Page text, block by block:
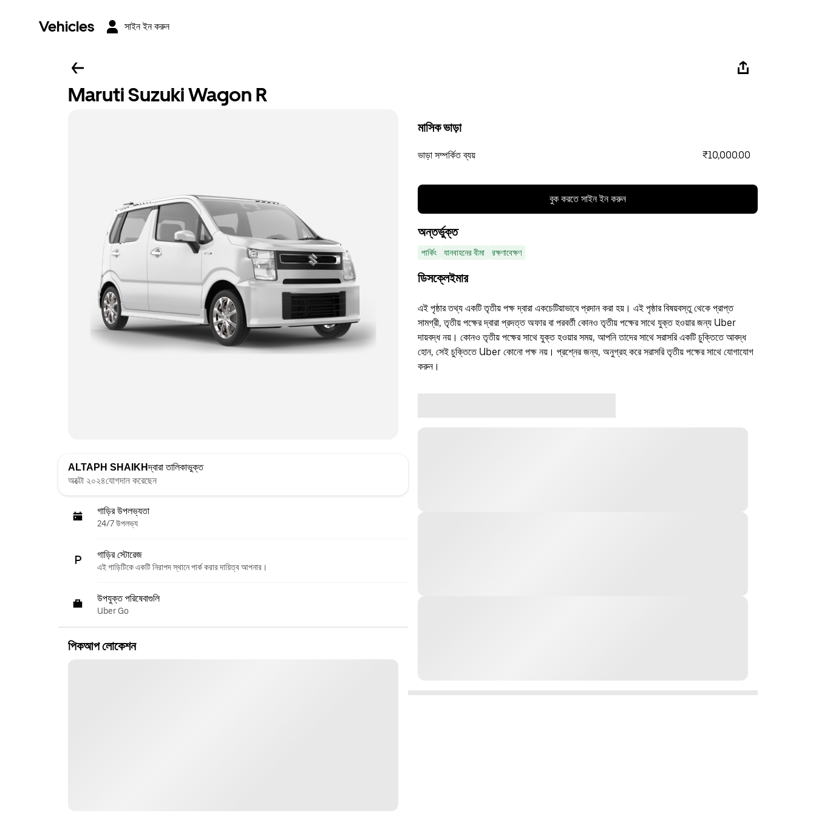
Vehicles সাইন ইন করুন
Maruti Suzuki Wagon R
ALTAPH SHAIKHদ্বারা তালিকাভুক্ত
অক্টো ২০২৪যোগদান করেছেন
গাড়ির উপলভ্যতা
24/7 উপলভ্য
গাড়ির স্টোরেজ
এই গাড়িটিকে একটি নিরাপদ স্থানে পার্ক করার দায়িত্ব আপনার।
উপযুক্ত পরিষেবাগুলি
Uber Go
পিকআপ লোকেশন
মাসিক ভাড়া
ভাড়া সম্পর্কিত ব্যয় ₹10,000.00
বুক করতে সাইন ইন করুন
অন্তর্ভুক্ত
পার্কিং যানবাহনের বীমা রক্ষণাবেক্ষণ
ডিসক্লেইমার
এই পৃষ্ঠার তথ্য একটি তৃতীয় পক্ষ দ্বারা একচেটিয়াভাবে প্রদান করা হয়। এই পৃষ্ঠার বিষয়বস্তু থেকে প্রাপ্ত
সামগ্রী, তৃতীয় পক্ষের দ্বারা প্রদত্ত অফার বা পরবর্তী কোনও তৃতীয় পক্ষের সাথে যুক্ত হওয়ার জন্য Uber
দায়বদ্ধ নয়। কোনও তৃতীয় পক্ষের সাথে যুক্ত হওয়ার সময়, আপনি তাদের সাথে সরাসরি একটি চুক্তিতে আবদ্ধ
হোন, সেই চুক্তিতে Uber কোনো পক্ষ নয়। প্রশ্নের জন্য, অনুগ্রহ করে সরাসরি তৃতীয় পক্ষের সাথে যোগাযোগ
করুন।